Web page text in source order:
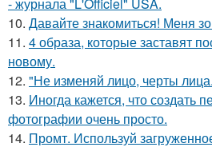
10. Давайте знакомиться! Меня
11. 4 образа, которые заставят
новому.
12. "Не изменяй лицо, черты лица.
13. Иногда кажется, что создать
фотографии очень просто.
14. Промт. Используй